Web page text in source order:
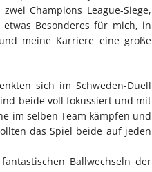
Champions League-Siege,
Besonderes für mich, in
meine Karriere eine große
sich im Schweden-Duell
beide voll fokussiert und mit
im selben Team kämpfen und
das Spiel beide auf jeden
Ballwechseln der